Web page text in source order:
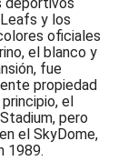
y los
oficiales
el blanco y
fue
propiedad
el
pero
el SkyDome,
1989.